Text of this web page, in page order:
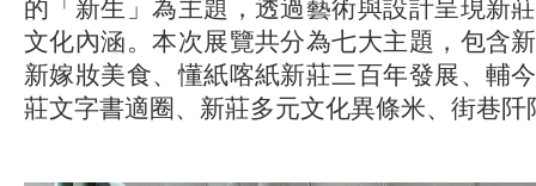
的「新生」為主題，透過藝術與設計呈現新
文化內涵。本次展覽共分為七大主題，包含
新嫁妝美食、懂紙喀紙新莊三百年發展、輔
莊文字書適圈、新莊多元文化異條米、街巷阡